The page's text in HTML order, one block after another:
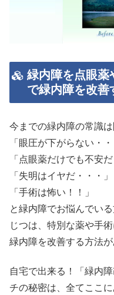
緑内障を点眼薬
で緑内障を改善
今までの緑内障の常識
「眼圧が下がらない・・
「点眼薬だけでも不安だ
「失明はイヤだ・・・」
「手術は怖い！！」
と緑内障でお悩んでい
じつは、特別な薬や手
緑内障を改善する方法が
自宅で出来る！「緑内
チの秘密は、全てここに